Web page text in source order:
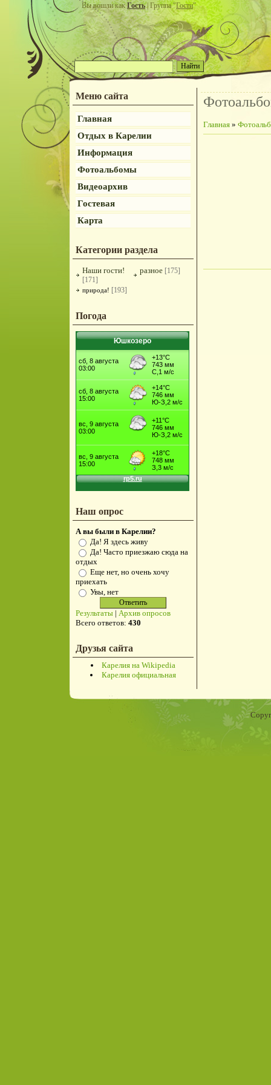
Вы вошли какГость| Группа "Гости"
Меню сайта
Главная
Отдых в Карелии
Информация
Фотоальбомы
Видеоархив
Гостевая
Карта
Категории раздела
Наши гости!
[171]
разное [175]
природа! [193]
Погода
Юшкозеро
Наш опрос
А вы были в Карелии?
Да! Я здесь живу
Да! Часто приезжаю сюда на
отдых
Еще нет, но очень хочу
приехать
Увы, нет
Результаты | Архив опросов
Всего ответов: 430
Друзья сайта
Карелия на Wikipedia
Карелия официальная
Главная »